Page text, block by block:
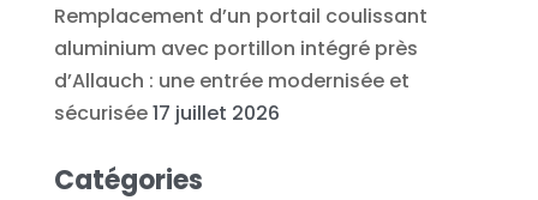
Remplacement d’un portail coulissant
aluminium avec portillon intégré près
d’Allauch : une entrée modernisée et
sécurisée17 juillet 2026
Catégories